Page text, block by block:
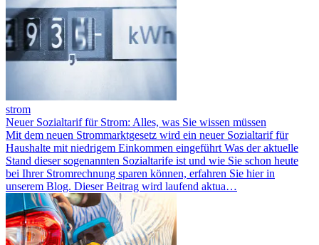
strom
Neuer Sozialtarif für Strom: Alles, was Sie wissen müssen
Mit dem neuen Strommarktgesetz wird ein neuer Sozialtarif für
Haushalte mit niedrigem Einkommen eingeführt Was der aktuelle
Stand dieser sogenannten Sozialtarife ist und wie Sie schon heute
bei Ihrer Stromrechnung sparen können, erfahren Sie hier in
unserem Blog. Dieser Beitrag wird laufend aktua…